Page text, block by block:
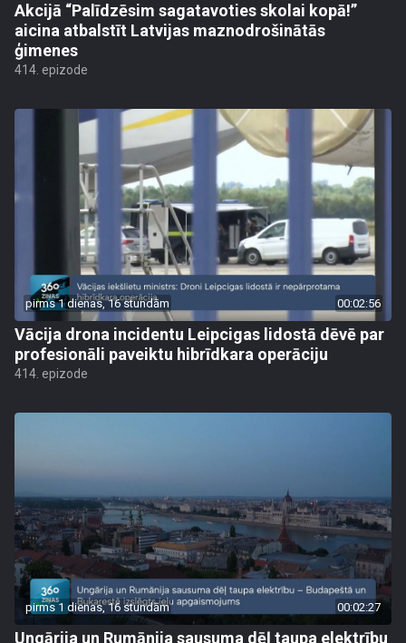
Akcijā “Palīdzēsim sagatavoties skolai kopā!”
aicina atbalstīt Latvijas maznodrošinātās
ģimenes
414. epizode
pirms 1 dienas, 16 stundām 00:02:56
Vācija drona incidentu Leipcigas lidostā dēvē par
profesionāli paveiktu hibrīdkara operāciju
414. epizode
pirms 1 dienas, 16 stundām 00:02:27
Ungārija un Rumānija sausuma dēļ taupa elektrību